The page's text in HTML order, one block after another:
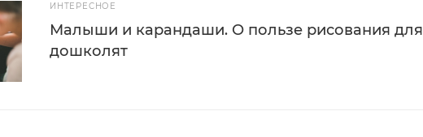
ИНТЕРЕСНОЕ
Малыши и карандаши. О пользе рисования для
дошколят